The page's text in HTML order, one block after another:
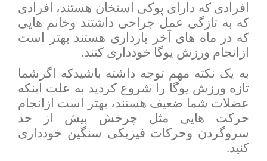
افرادی که دارای پوکی استخان هستند، افرادی
که به تازگی عمل جراحی داشتند وخانم هایی
که در ماه های آخر بارداری هستند بهتر است
ازانجام ورزش یوگا خودداری کنند.
به یک نکته مهم توجه داشته باشیدکه اگرشما
تازه ورزش یوگا را شروع کردید به علت اینکه
عضلات شما ضعیف هستند، بهتر است ازانجام
حرکت هایی مثل چرخش بیش از حد
سروگردن وحرکات فیزیکی سنگین خودداری
کنید.